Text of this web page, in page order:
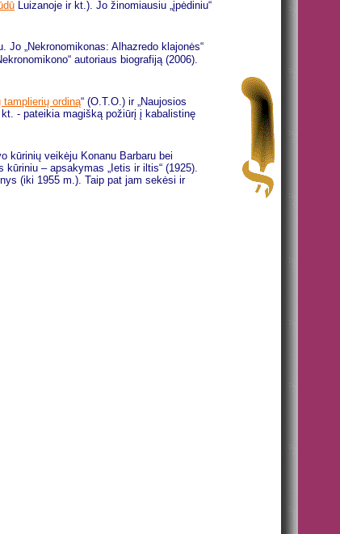
Luizanoje ir kt.). Jo žinomiausiu „įpėdiniu“
„Nekronomikonas: Alhazredo klajonės“
autoriaus biografiją (2006).
tamplierių ordiną“ (O.T.O.) ir „Naujosios
kt. - pateikia magišką požiūrį į kabalistinę
kūrinių veikėju Konanu Barbaru bei
– apsakymas „Ietis ir iltis“ (1925).
(iki 1955 m.). Taip pat jam sekėsi ir